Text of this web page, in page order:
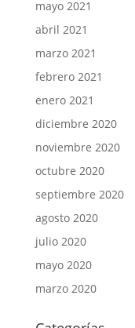
mayo 2021
abril 2021
marzo 2021
febrero 2021
enero 2021
diciembre 2020
noviembre 2020
octubre 2020
septiembre 2020
agosto 2020
julio 2020
mayo 2020
marzo 2020